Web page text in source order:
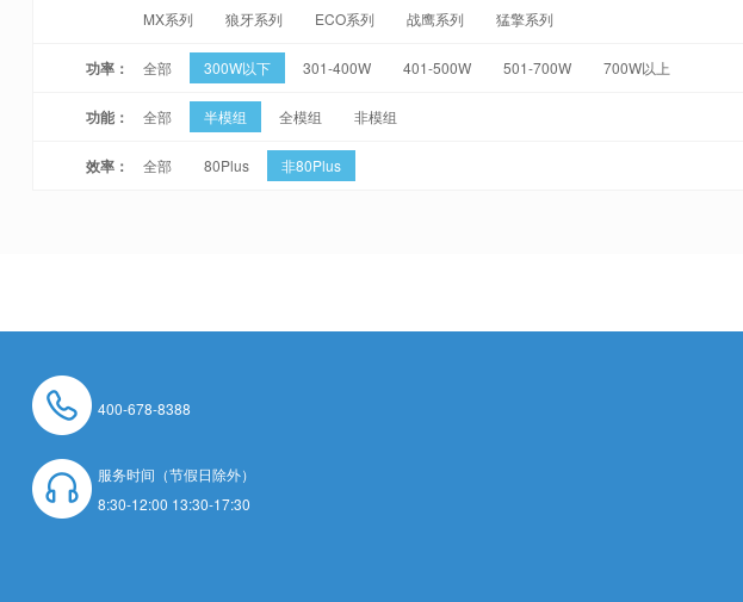
MX系列 狼牙系列 ECO系列 战鹰系列 猛擎系列
功率： 全部 300W以下 301-400W 401-500W 501-700W 700W以上
功能： 全部 半模组 全模组 非模组
效率： 全部 80Plus 非80Plus
400-678-8388
服务时间（节假日除外）
8:30-12:00 13:30-17:30